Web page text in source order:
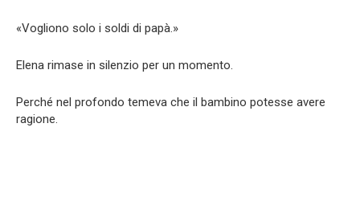
«Vogliono solo i soldi di papà.»
Elena rimase in silenzio per un momento.
Perché nel profondo temeva che il bambino potesse avere
ragione.